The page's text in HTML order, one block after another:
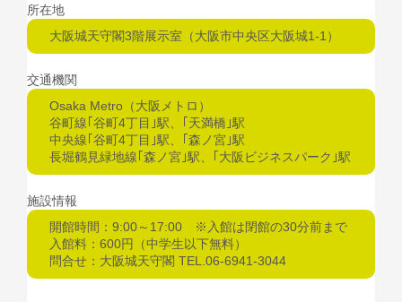
所在地
大阪城天守閣3階展示室（大阪市中央区大阪城1-1）
交通機関
Osaka Metro（大阪メトロ）
谷町線｢谷町4丁目｣駅、｢天満橋｣駅
中央線｢谷町4丁目｣駅、｢森ノ宮｣駅
長堀鶴見緑地線｢森ノ宮｣駅、｢大阪ビジネスパーク｣駅
施設情報
開館時間：9:00～17:00 ※入館は閉館の30分前まで
入館料：600円（中学生以下無料）
問合せ：大阪城天守閣 TEL.06-6941-3044